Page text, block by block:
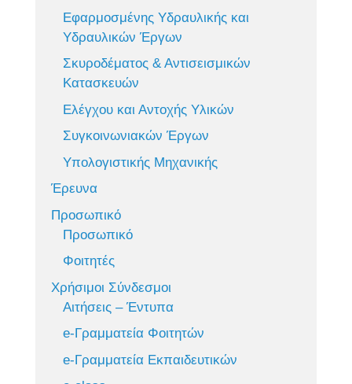
Εφαρμοσμένης Υδραυλικής και
Υδραυλικών Έργων
Σκυροδέματος & Αντισεισμικών
Κατασκευών
Ελέγχου και Αντοχής Υλικών
Συγκοινωνιακών Έργων
Υπολογιστικής Μηχανικής
Έρευνα
Προσωπικό
Προσωπικό
Φοιτητές
Χρήσιμοι Σύνδεσμοι
Αιτήσεις – Έντυπα
e-Γραμματεία Φοιτητών
e-Γραμματεία Εκπαιδευτικών